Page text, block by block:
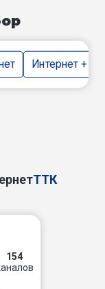
Интернет + тв
ТТК
154